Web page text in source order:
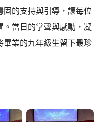
固的支持與引導，讓每位
。當日的掌聲與感動，凝
畢業的九年級生留下最珍